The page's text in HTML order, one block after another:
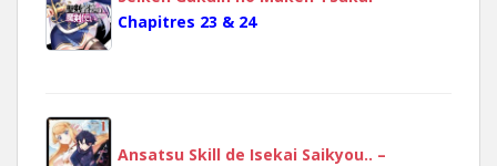
Chapitres 23 & 24
Ansatsu Skill de Isekai Saikyou.. –